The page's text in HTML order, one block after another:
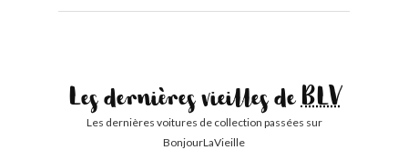
Les dernières vieilles deBLV
Les dernières voitures de collection passées sur
BonjourLaVieille